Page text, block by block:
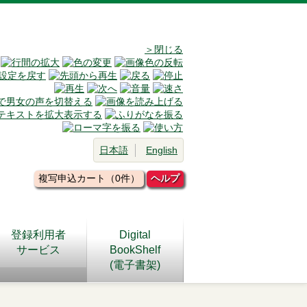
＞閉じる
日本語 English
複写申込カート（0件） ヘルプ
登録利用者
サービス
Digital
BookShelf
(電子書架)